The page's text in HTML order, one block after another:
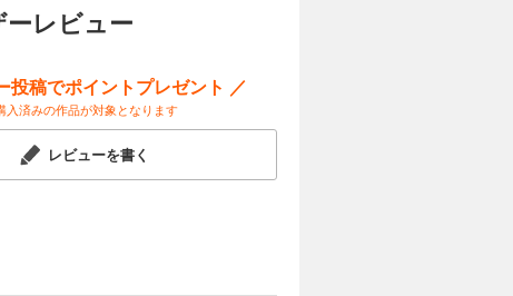
レビュー
投稿でポイントプレゼント ／
入済みの作品が対象となります
レビューを書く